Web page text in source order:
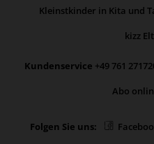
Kleinstkinder in Kita und
kizz
Kundenservice +49 761
Abo
Folgen Sie uns: